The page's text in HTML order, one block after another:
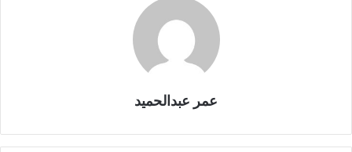
عمر عبدالحميد